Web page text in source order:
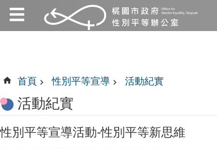
跳到主要內容區塊
:::
:::
首頁 性別平等宣導 活動紀實
活動紀實
性別平等宣導活動-性別平等新思維